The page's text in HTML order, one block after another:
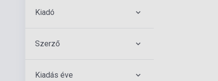
Kiadó
Szerző
Kiadás éve